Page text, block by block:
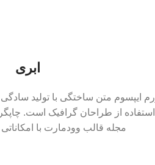
ابری
ایپسوم متن ساختگی با تولید
استفاده از طراحان گرافیک است.
مجله قالب وودمارت با امکاناتی